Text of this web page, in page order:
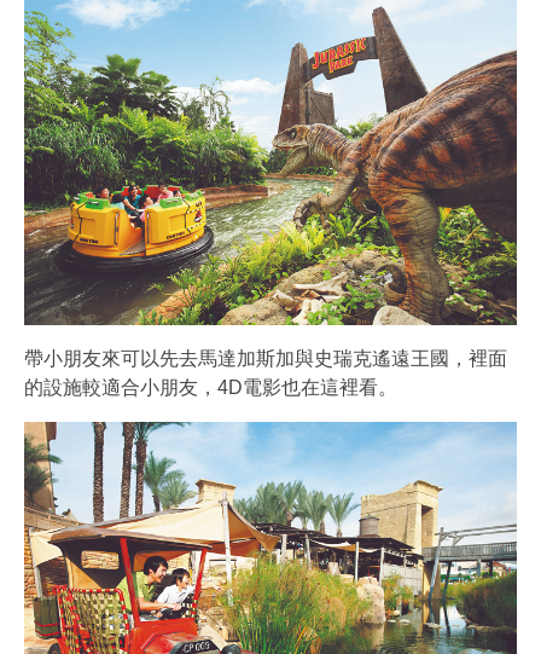
帶小朋友來可以先去馬達加斯加與史瑞克遙遠王國，裡面
的設施較適合小朋友，4D電影也在這裡看。